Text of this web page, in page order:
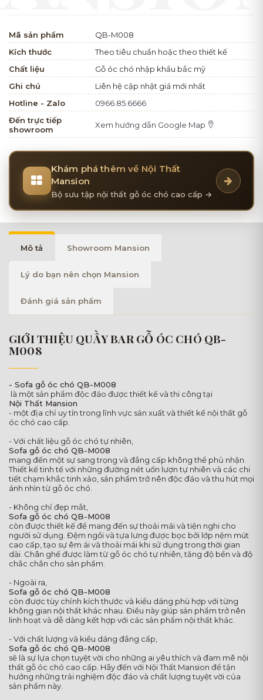
Mã sản phẩm
QB-M008
Kích thước
Theo tiêu chuẩn hoặc theo thiết kế
Chất liệu
Gỗ óc chó nhập khẩu bắc mỹ
Ghi chú
Liên hệ cập nhật giá mới nhất
Hotline - Zalo
0966.85.6666
Đến trực tiếp
showroom
Xem hướng dẫn Google Map
Khám phá thêm về Nội Thất
Mansion
Bộ sưu tập nội thất gỗ óc chó cao cấp →
Mô tả Showroom Mansion
Lý do bạn nên chọn Mansion
Đánh giá sản phẩm
GIỚI THIỆU QUẦY BAR GỖ ÓC CHÓ QB-
M008
- Sofa gỗ óc chó QB-M008
là một sản phẩm độc đáo được thiết kế và thi công tại
Nội Thất Mansion
- một địa chỉ uy tín trong lĩnh vực sản xuất và thiết kế nội thất gỗ
óc chó cao cấp.
- Với chất liệu gỗ óc chó tự nhiên,
Sofa gỗ óc chó QB-M008
mang đến một sự sang trọng và đẳng cấp không thể phủ nhận.
Thiết kế tinh tế với những đường nét uốn lượn tự nhiên và các chi
tiết chạm khắc tinh xảo, sản phẩm trở nên độc đáo và thu hút mọi
ánh nhìn từ gỗ óc chó.
- Không chỉ đẹp mắt,
Sofa gỗ óc chó QB-M008
còn được thiết kế để mang đến sự thoải mái và tiện nghi cho
người sử dụng. Đệm ngồi và tựa lưng được bọc bởi lớp nệm mút
cao cấp, tạo sự êm ái và thoải mái khi sử dụng trong thời gian
dài. Chân ghế được làm từ gỗ óc chó tự nhiên, tăng độ bền và độ
chắc chắn cho sản phẩm.
- Ngoài ra,
Sofa gỗ óc chó QB-M008
còn được tùy chỉnh kích thước và kiểu dáng phù hợp với từng
không gian nội thất khác nhau. Điều này giúp sản phẩm trở nên
linh hoạt và dễ dàng kết hợp với các sản phẩm nội thất khác.
- Với chất lượng và kiểu dáng đẳng cấp,
Sofa gỗ óc chó QB-M008
sẽ là sự lựa chọn tuyệt vời cho những ai yêu thích và đam mê nội
thất gỗ óc chó cao cấp. Hãy đến với Nội Thất Mansion để tận
hưởng những trải nghiệm độc đáo và chất lượng tuyệt vời của
sản phẩm này.